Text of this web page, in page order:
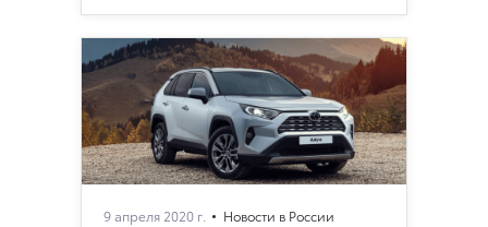
9 апреля 2020 г. Новости в России